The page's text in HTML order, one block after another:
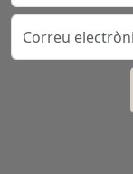
Correu electrònic